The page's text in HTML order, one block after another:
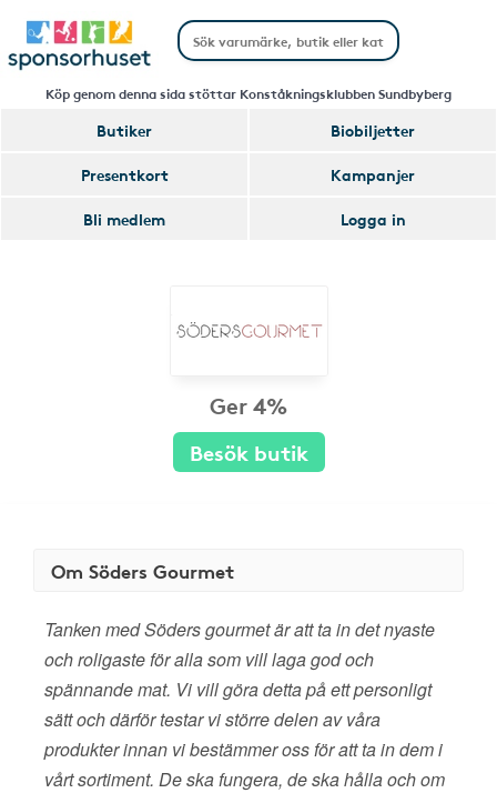
Köp genom denna sida stöttar Konståkningsklubben Sundbyberg
Butiker
Biobiljetter
Presentkort
Kampanjer
Bli medlem
Logga in
Ger 4%
Besök butik
Om Söders Gourmet
Tanken med Söders gourmet är att ta in det nyaste
och roligaste för alla som vill laga god och
spännande mat. Vi vill göra detta på ett personligt
sätt och därför testar vi större delen av våra
produkter innan vi bestämmer oss för att ta in dem i
vårt sortiment. De ska fungera, de ska hålla och om